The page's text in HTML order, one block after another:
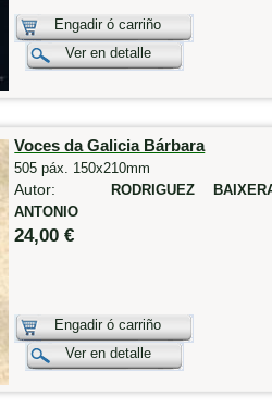
Engadir ó carriño
Ver en detalle
Voces da Galicia Bárbara
505 páx. 150x210mm
Autor:RODRIGUEZ
ANTONIO
24,00 €
Engadir ó carriño
Ver en detalle